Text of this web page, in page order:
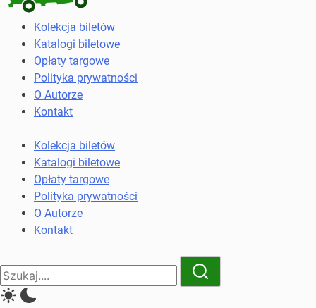
Kolekcja
biletów
komunikacji
miejskiej
kolejowych
Kolekcja biletów
Katalogi biletowe
Opłaty targowe
Polityka prywatności
O Autorze
Kontakt
Kolekcja biletów
Katalogi biletowe
Opłaty targowe
Polityka prywatności
O Autorze
Kontakt
Close
Search
Search